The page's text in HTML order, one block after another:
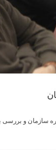
سازمان و بررسی